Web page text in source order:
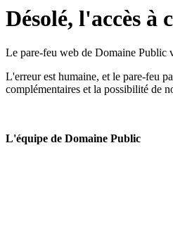
Désolé, l'accès à
Le pare-feu web de Domaine Public
L'erreur est humaine, et le pare-feu
complémentaires et la possibilité de
L'équipe de Domaine Public